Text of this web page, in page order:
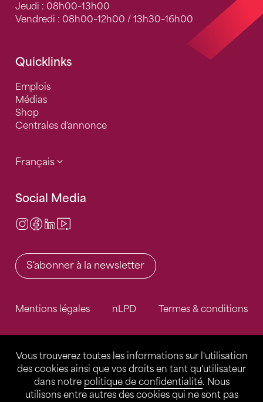
Vous trouverez toutes les informations sur l'utilisation
des cookies ainsi que vos droits en tant qu'utilisateur
dans notre politique de confidentialité. Nous
utilisons entre autres des cookies qui ne sont pas
Jeudi : 08h00–13h00
Vendredi : 08h00–12h00 / 13h30–16h00
Quicklinks
Emplois
Médias
Shop
Centrales d'annonce
Français
Social Media
Instagram
Facebook
LinkedIn
S'abonner à la newsletter
Mentions légales nLPD Termes & conditions